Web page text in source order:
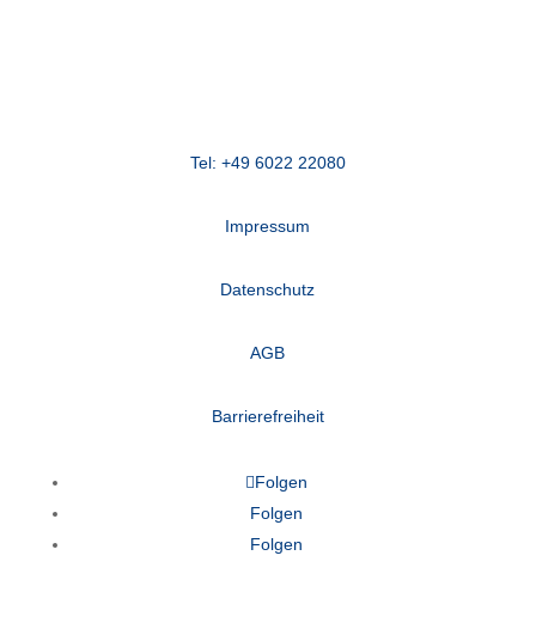
Tel: +49 6022 22080
Impressum
Datenschutz
AGB
Barrierefreiheit
Folgen
Folgen
Folgen